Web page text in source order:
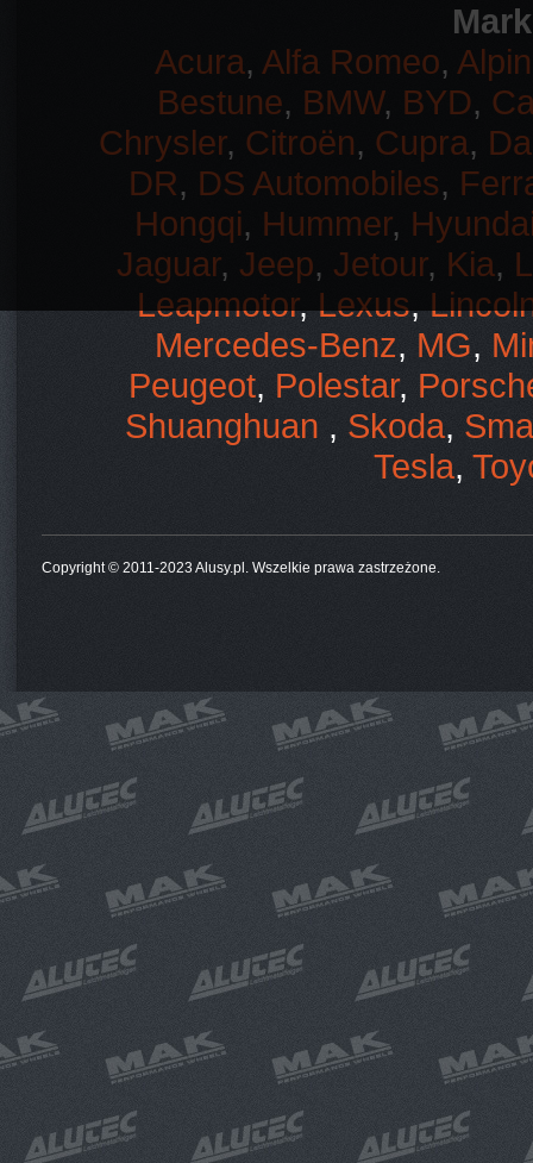
Acura, Alfa Romeo,
Bestune, BMW, BYD,
Chrysler, Citroën, Cupra,
DR, DS Automobiles,
Hongqi, Hummer,
Jaguar, Jeep, Jetour, Kia,
Leapmotor,Lexus,
Mercedes-Benz, MG,
Peugeot, Polestar,
Shuanghuan , Skoda,
Tesla,
Copyright © 2011-2023 Alusy.pl. Wszelkie prawa zastrzeżone.